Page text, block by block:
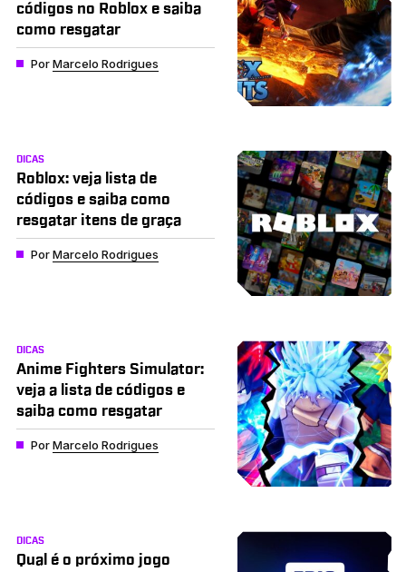
códigos no Roblox e saiba
como resgatar
PorMarcelo Rodrigues
DICAS
Roblox: veja lista de
códigos e saiba como
resgatar itens de graça
PorMarcelo Rodrigues
DICAS
Anime Fighters Simulator:
veja a lista de códigos e
saiba como resgatar
PorMarcelo Rodrigues
DICAS
Qual é o próximo jogo